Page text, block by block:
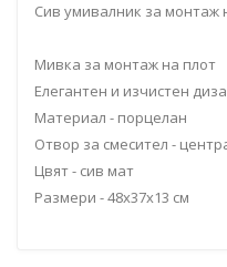
Сив умивалник за монтаж
Мивка за монтаж на плот
Елегантен и изчистен
Материал - порцелан
Отвор за смесител -
Цвят - сив мат
Размери - 48x37x13 см